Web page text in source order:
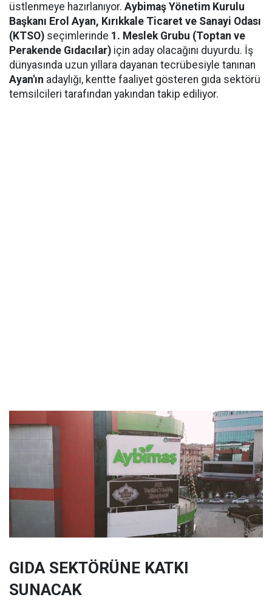
üstlenmeye hazırlanıyor. Aybimaş Yönetim Kurulu
Başkanı Erol Ayan, Kırıkkale Ticaret ve Sanayi Odası
(KTSO) seçimlerinde 1. Meslek Grubu (Toptan ve
Perakende Gıdacılar) için aday olacağını duyurdu. İş
dünyasında uzun yıllara dayanan tecrübesiyle tanınan
Ayan'ın adaylığı, kentte faaliyet gösteren gıda sektörü
temsilcileri tarafından yakından takip ediliyor.
GIDA SEKTÖRÜNE KATKI
SUNACAK